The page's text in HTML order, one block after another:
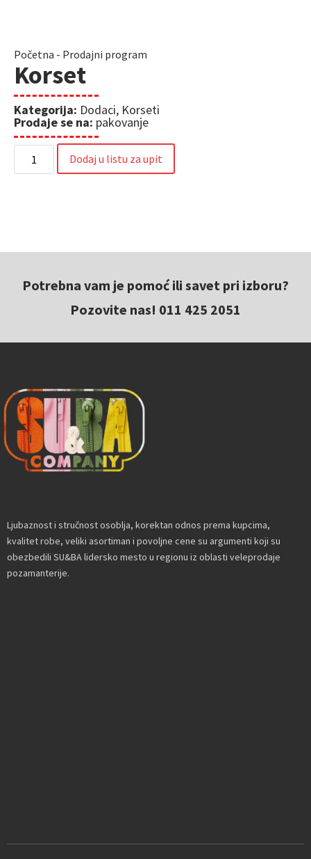
Početna - Prodajni program
Korset
Kategorija: Dodaci, Korseti
Prodaje se na: pakovanje
Dodaj u listu za upit
Potrebna vam je pomoć ili savet pri izboru?
Pozovite nas! 011 425 2051
Ljubaznost i stručnost osoblja, korektan odnos prema kupcima,
kvalitet robe, veliki asortiman i povoljne cene su argumenti koji su
obezbedili SU&BA lidersko mesto u regionu iz oblasti veleprodaje
pozamanterije.